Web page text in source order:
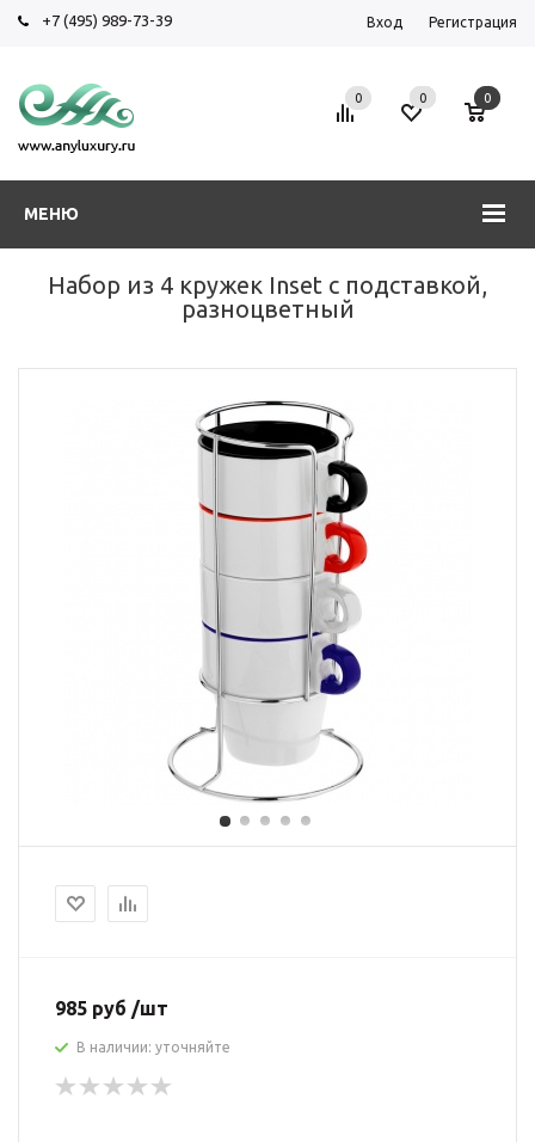
+7 (495) 989-73-39 Вход Регистрация
МЕНЮ
0 0 0
Набор из 4 кружек Inset с подставкой,
разноцветный
985 руб /шт
В наличии: уточняйте